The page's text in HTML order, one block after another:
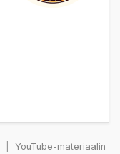
YouTube-materiaalin